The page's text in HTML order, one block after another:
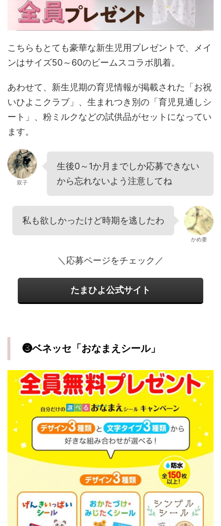
こちらもとても豪華な新生児用プレゼントで、メイ
ンはサイズ50～60のビームスコラボ肌着。
あわせて、新生児期の育児情報が掲載された「お祝
いひよこクラブ」、生まれつき別の「育児見通しシ
ート」、粉ミルクなどの試供品がセットになってい
ます。
双子
生後0～1か月までしか応募できない
から忘れないよう注意してね
私も欲しかったけど時期を逃したわ
かめ妻
＼応募ページをチェック／
たまひよ公式サイト
❸ベネッセ「おなまえシール」